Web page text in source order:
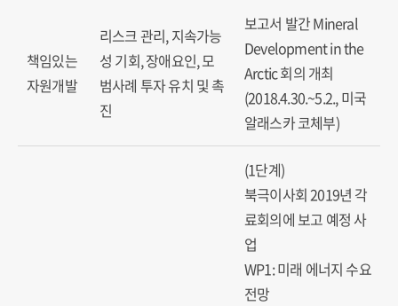
책임있는
자원개발
리스크 관리, 지속가능
성 기회, 장애요인, 모
범사례 투자 유치 및 촉
진
보고서 발간 Mineral
Development in the
Arctic 회의 개최
(2018.4.30.~5.2., 미국
알래스카 코체부)
(1단계)
북극이사회 2019년 각
료회의에 보고 예정 사
업
WP1: 미래 에너지 수요
전망